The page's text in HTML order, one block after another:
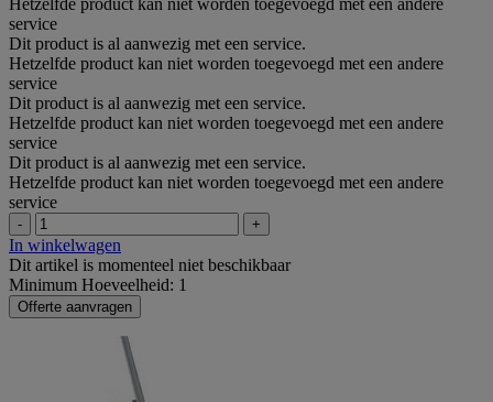
service
Dit product is al aanwezig met een service.
Hetzelfde product kan niet worden toegevoegd met een andere
service
Dit product is al aanwezig met een service.
Hetzelfde product kan niet worden toegevoegd met een andere
service
Dit product is al aanwezig met een service.
Hetzelfde product kan niet worden toegevoegd met een andere
service
- +
In winkelwagen
Dit artikel is momenteel niet beschikbaar
Minimum Hoeveelheid: 1
Offerte aanvragen